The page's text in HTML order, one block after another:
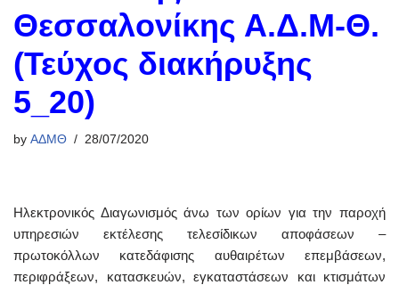
Θεσσαλονίκης Α.Δ.Μ-Θ.
(Τεύχος διακήρυξης
5_20)
by ΑΔΜΘ 28/07/2020
Ηλεκτρονικός Διαγωνισμός άνω των ορίων για την παροχή
υπηρεσιών εκτέλεσης τελεσίδικων αποφάσεων –
πρωτοκόλλων κατεδάφισης αυθαιρέτων επεμβάσεων,
περιφράξεων, κατασκευών, εγκαταστάσεων και κτισμάτων